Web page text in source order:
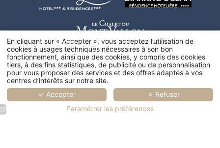
En cliquant sur « Accepter », vous acceptez l’utilisation de
cookies à usages techniques nécessaires à son bon
fonctionnement, ainsi que des cookies, y compris des cookies
tiers, à des fins statistiques, de publicité ou de personnalisation
pour vous proposer des services et des offres adaptés à vos
centres d’intérêts sur notre site.
✓ Accepter
✗ Refuser
Paramétrer les préférences